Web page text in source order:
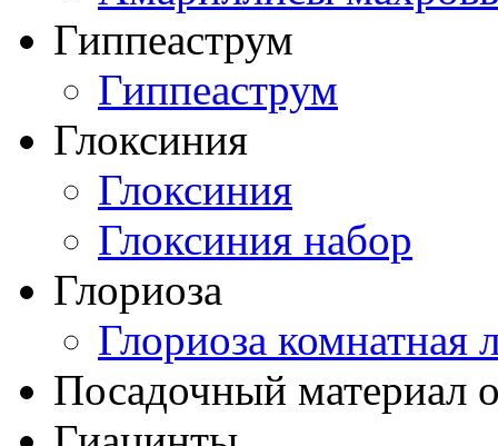
Гиппеаструм
Гиппеаструм
Глоксиния
Глоксиния
Глоксиния набор
Глориоза
Глориоза комнатная
Посадочный материал